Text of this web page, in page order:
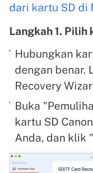
dari kartu SD di
Langkah 1. Pilih
Hubungkan
dengan benar.
Recovery
Buka
kartu SD
Anda, dan klik